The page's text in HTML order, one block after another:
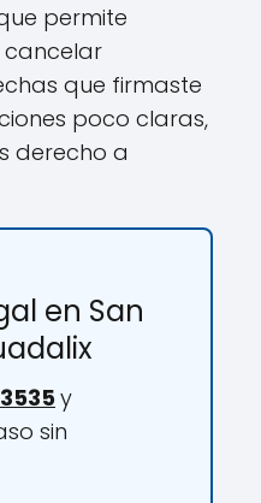
permite
cancelar
que firmaste
poco claras,
derecho a
en San
y
sin